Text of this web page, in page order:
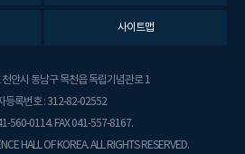
사이트맵
안시 동남구 목천읍 독립기념관로 1
등록번호 : 312-82-02552
560-0114. FAX 041-557-8167.
HALL OF KOREA. ALL RIGHTS RESERVED.